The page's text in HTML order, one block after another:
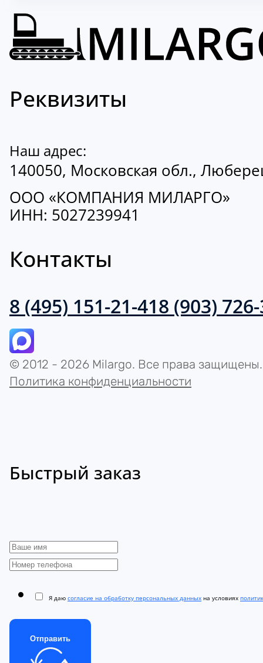
Реквизиты
Наш адрес:
140050, Московская обл.,
ООО «КОМПАНИЯ МИЛАРГО»
ИНН: 5027239941
Контакты
8 (495) 151-21-418 (903)
© 2012 - 2026 Milargo. Все права защищены.
Политика конфиденциальности
Быстрый заказ
Я даю согласие на обработку персональных данных на условиях
Отправить